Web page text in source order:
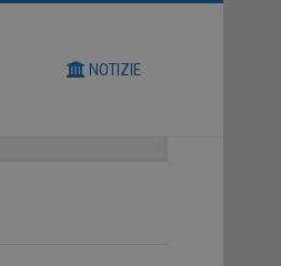
NOTIZIE